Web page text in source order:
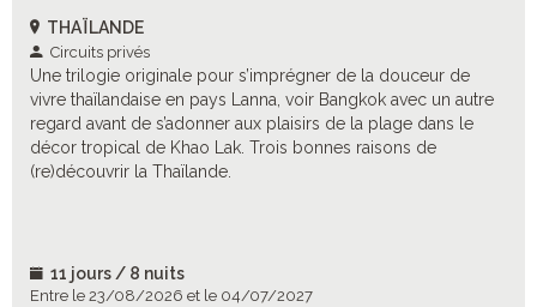
THAÏLANDE
Circuits privés
Une trilogie originale pour s’imprégner de la douceur de
vivre thaïlandaise en pays Lanna, voir Bangkok avec un autre
regard avant de s’adonner aux plaisirs de la plage dans le
décor tropical de Khao Lak. Trois bonnes raisons de
(re)découvrir la Thaïlande.
11 jours / 8 nuits
Entre le 23/08/2026 et le 04/07/2027